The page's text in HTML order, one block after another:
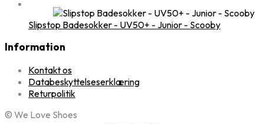
Slipstop Badesokker - UV50+ - Junior - Scooby
Information
Kontakt os
Databeskyttelseserklæring
Returpolitik
© We Love Shoes